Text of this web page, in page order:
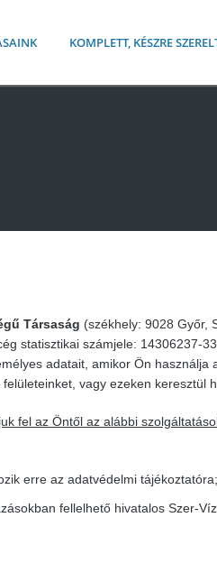
KOMPLETT, KÉSZRE
Társaság (székhely: 9028 Győr,
statisztikai számjele: 14306237-
adatait, amikor Ön
vagy ezeken keresztül
fel az Öntől az alábbi
erre az adatvédelmi tájékoztatóra;
fellelhető hivatalos Szer-